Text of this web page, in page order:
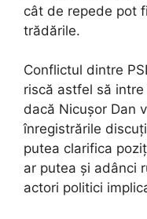
cât de repede pot
trădările.
Conflictul dintre
riscă astfel să
dacă Nicușor Dan
înregistrările
putea clarifica
ar putea și adânci
actori politici